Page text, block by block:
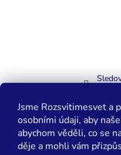
Jsme Rozsvitimesvet a
osobními údaji, aby
abychom věděli, co se
děje a mohli vám
Kontaktujte